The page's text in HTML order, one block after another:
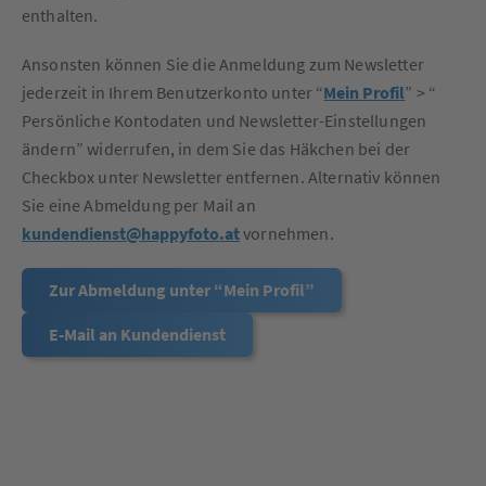
enthalten.
Ansonsten können Sie die Anmeldung zum Newsletter
jederzeit in Ihrem Benutzerkonto unter “Mein Profil” > “
Persönliche Kontodaten und Newsletter-Einstellungen
ändern” widerrufen, in dem Sie das Häkchen bei der
Checkbox unter Newsletter entfernen. Alternativ können
Sie eine Abmeldung per Mail an
kundendienst@happyfoto.atvornehmen.
Zur Abmeldung unter “Mein Profil”
E-Mail an Kundendienst